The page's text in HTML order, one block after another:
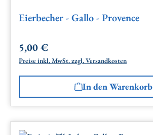
Eierbecher - Gallo - Provence
Regulärer Preis:
5,00 €
Preise inkl. MwSt. zzgl. Versandkosten
In den Warenkorb